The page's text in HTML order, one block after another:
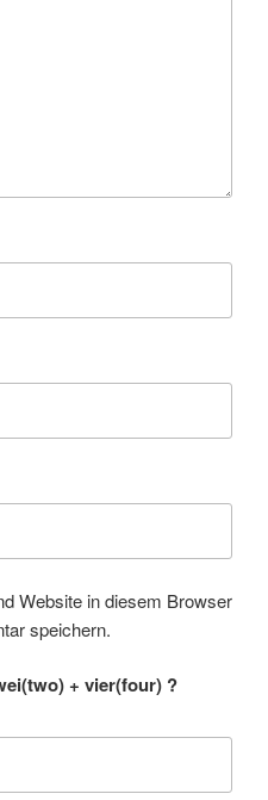
Website in diesem Browser
speichern.
+ vier(four) ?